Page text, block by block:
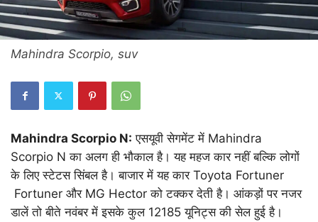
Mahindra Scorpio, suv
Mahindra Scorpio N: एसयूवी सेगमेंट में Mahindra
Scorpio N का अलग ही भौकाल है। यह महज कार नहीं बल्कि लोगों
के लिए स्टेटस सिंबल है। बाजार में यह कार Toyota Fortuner
Fortuner और MG Hector को टक्कर देती है। आंकड़ों पर नजर
डालें तो बीते नवंबर में इसके कुल 12185 यूनिट्स की सेल हुई है।